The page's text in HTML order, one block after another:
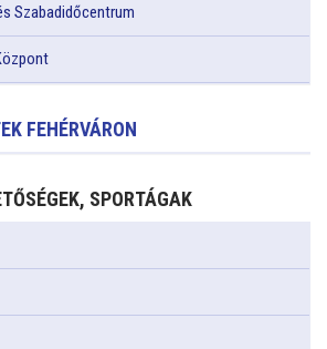
Szabadidőcentrum
FEHÉRVÁRON
SPORTÁGAK